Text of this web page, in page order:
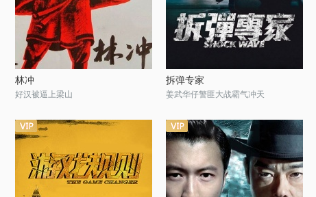
林冲
好汉被逼上梁山
拆弹专家
姜武华仔警匪大战霸气冲天